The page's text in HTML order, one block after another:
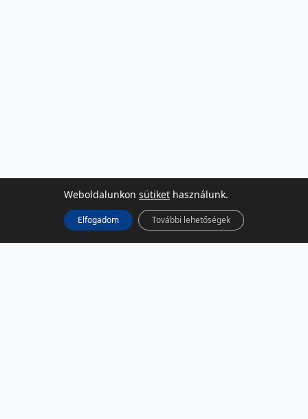
Weboldalunkon sütiket használunk.
Elfogadom További lehetőségek